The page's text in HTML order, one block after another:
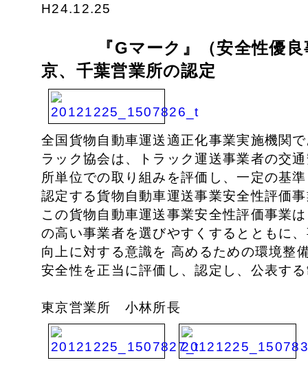
H24.12.25
『Gマーク』（安全性優
京、千葉営業所の認定
全国貨物自動車運送適正化事業実施機関
ラック協会は、トラック運送事業者の交
所単位での取り組みを評価し、一定の基
認定する貨物自動車運送事業安全性評価
この貨物自動車運送事業安全性評価事業
の高い事業者を選びやすくするとともに
向上に対する意識を 高めるための環境整
安全性を正当に評価し、認定し、公表す
東京営業所 小林所長